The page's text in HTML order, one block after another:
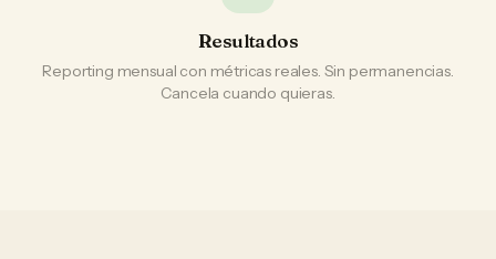
Resultados
Reporting mensual con métricas reales. Sin permanencias.
Cancela cuando quieras.